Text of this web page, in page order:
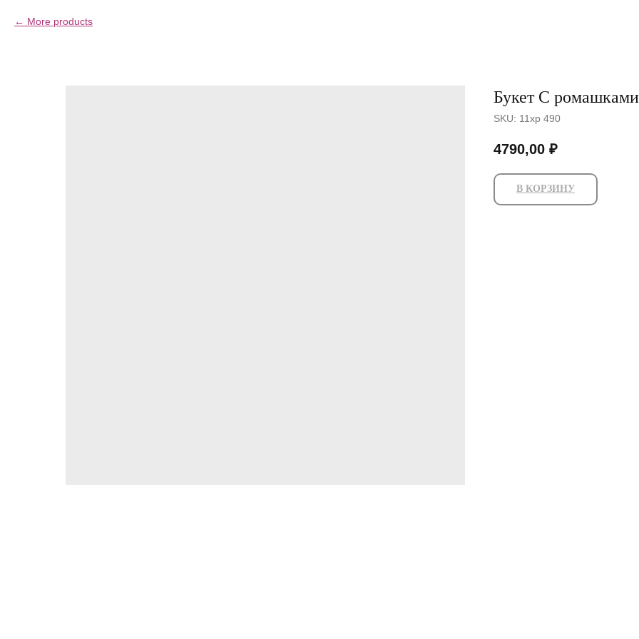
More products
Букет С
SKU: 11хр 490
4790,00 ₽
В КОРЗИНУ